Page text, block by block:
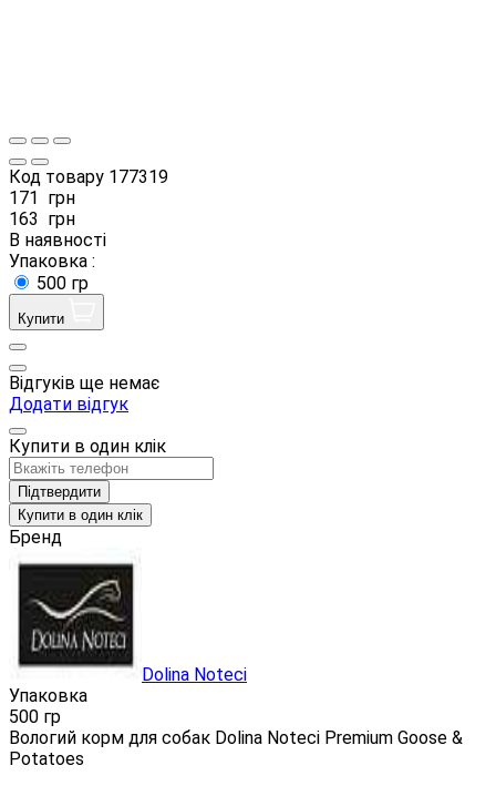
Код товару 177319
171
грн
163 грн
В наявності
Упаковка :
500 гр
Купити
Відгуків ще немає
Додати відгук
Купити в один клік
Підтвердити
Купити в один клік
Бренд
Dolina Noteci
Упаковка
500 гр
Вологий корм для собак Dolina Noteci Premium Goose &
Potatoes